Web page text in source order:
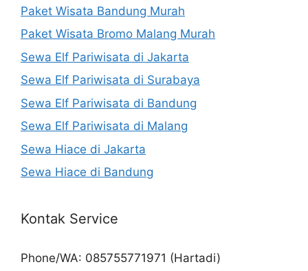
Paket Wisata Bandung Murah
Paket Wisata Bromo Malang Murah
Sewa Elf Pariwisata di Jakarta
Sewa Elf Pariwisata di Surabaya
Sewa Elf Pariwisata di Bandung
Sewa Elf Pariwisata di Malang
Sewa Hiace di Jakarta
Sewa Hiace di Bandung
Kontak Service
Phone/WA: 085755771971 (Hartadi)